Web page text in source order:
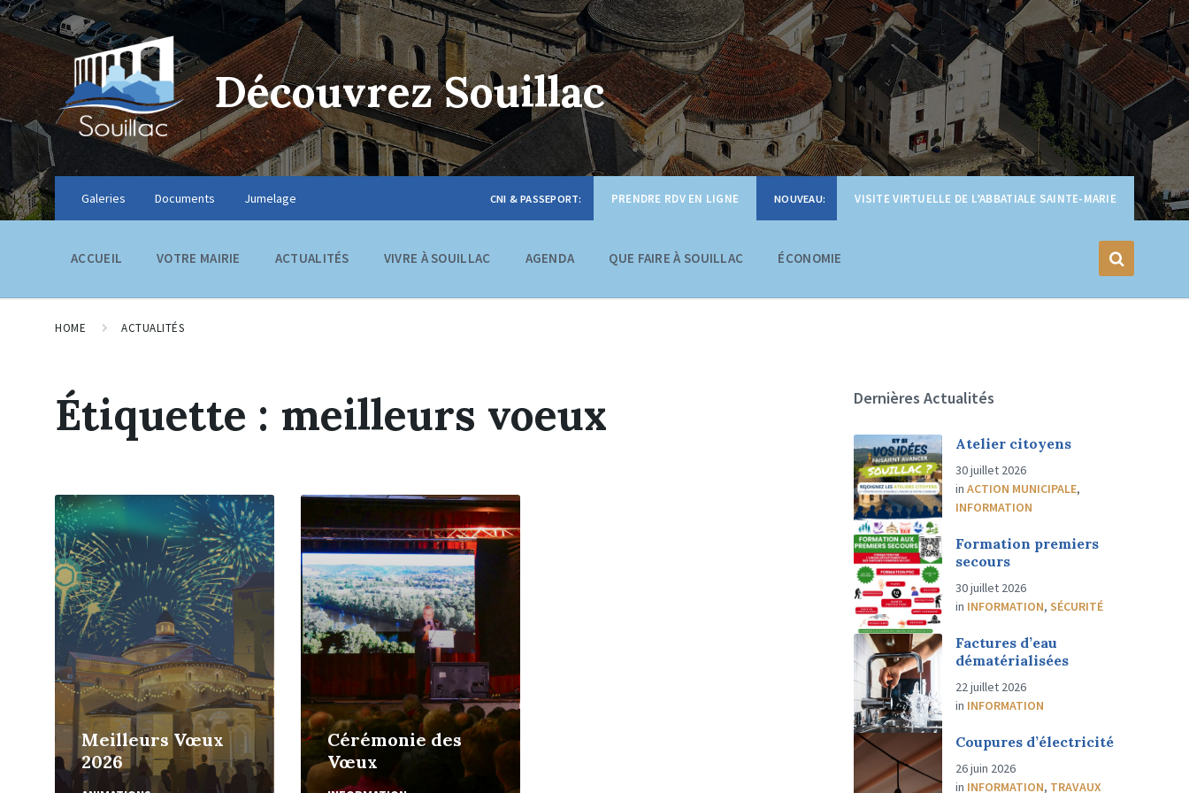
Découvrez Souillac
Galeries Documents Jumelage VISITE VIRTUELLE DE L’ABBATIALE SAINTE-MARIE
PRENDRE RDV EN LIGNE
ACCUEIL VOTRE MAIRIE ACTUALITÉS VIVRE À SOUILLAC AGENDA QUE FAIRE À SOUILLAC ÉCONOMIE
HOME ACTUALITÉS
Étiquette : meilleurs voeux
Meilleurs Vœux
2026
En
Lire
Plus
Cérémonie des
Vœux
En
Plus
Dernières Actualités
Atelier citoyens
30 juillet 2026
inACTION MUNICIPALE,
INFORMATION
Formation premiers
secours
30 juillet 2026
in INFORMATION,SÉCURITÉ
Factures d’eau
dématérialisées
22 juillet 2026
in INFORMATION
Coupures d’électricité
26 juin 2026
in INFORMATION, TRAVAUX